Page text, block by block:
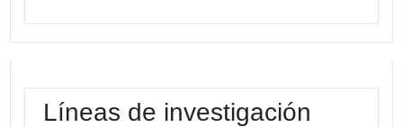
Líneas de investigación